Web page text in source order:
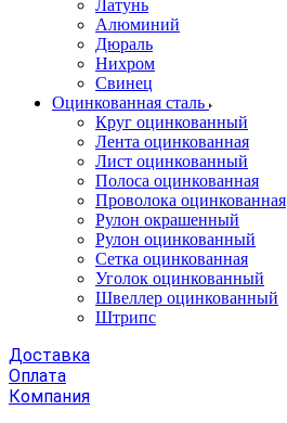
Латунь
Алюминий
Дюраль
Нихром
Свинец
Оцинкованная сталь
Круг оцинкованный
Лента оцинкованная
Лист оцинкованный
Полоса оцинкованная
Проволока оцинкованная
Рулон окрашенный
Рулон оцинкованный
Сетка оцинкованная
Уголок оцинкованный
Швеллер оцинкованный
Штрипс
Доставка
Оплата
Компания